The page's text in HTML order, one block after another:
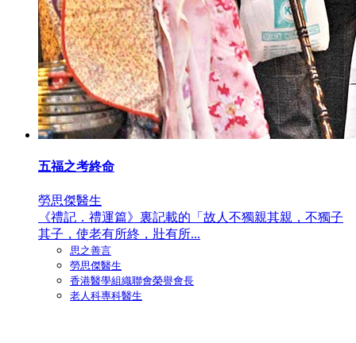
五福之考終命
勞思傑醫生
《禮記．禮運篇》裏記載的「故人不獨親其親，不獨子
其子，使老有所終，壯有所...
思之善言
勞思傑醫生
香港醫學組織聯會榮譽會長
老人科專科醫生